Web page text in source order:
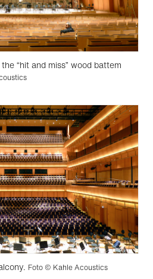
“hit and miss” wood battem
Foto © Kahle Acoustics